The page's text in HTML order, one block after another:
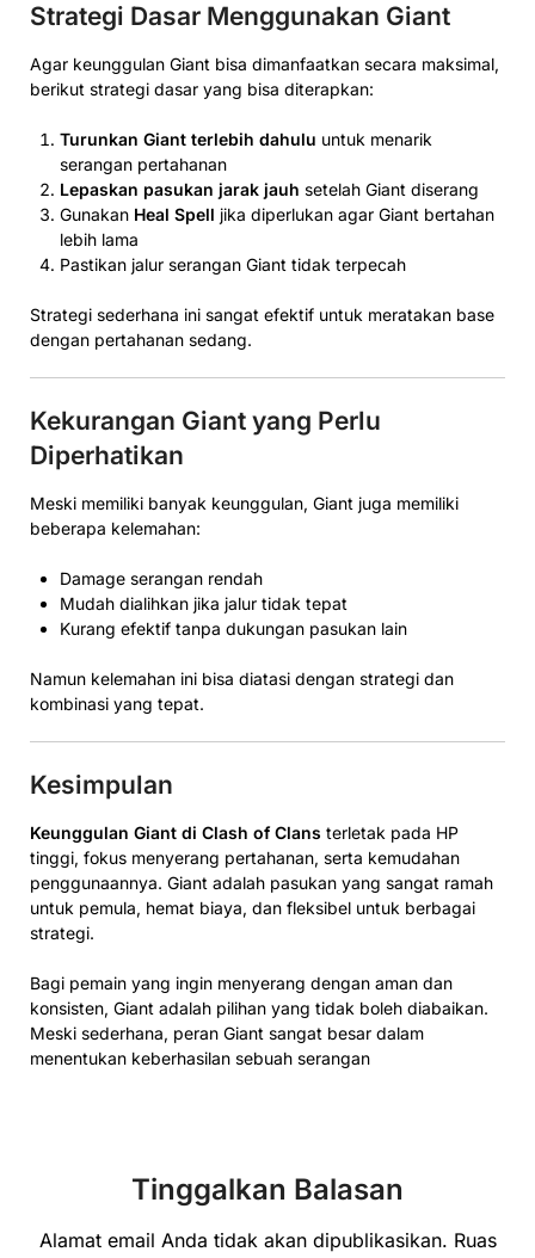
Strategi Dasar Menggunakan Giant
Agar keunggulan Giant bisa dimanfaatkan secara maksimal,
berikut strategi dasar yang bisa diterapkan:
Turunkan Giant terlebih dahulu untuk menarik
serangan pertahanan
Lepaskan pasukan jarak jauh setelah Giant diserang
Gunakan Heal Spell jika diperlukan agar Giant bertahan
lebih lama
Pastikan jalur serangan Giant tidak terpecah
Strategi sederhana ini sangat efektif untuk meratakan base
dengan pertahanan sedang.
Kekurangan Giant yang Perlu
Diperhatikan
Meski memiliki banyak keunggulan, Giant juga memiliki
beberapa kelemahan:
Damage serangan rendah
Mudah dialihkan jika jalur tidak tepat
Kurang efektif tanpa dukungan pasukan lain
Namun kelemahan ini bisa diatasi dengan strategi dan
kombinasi yang tepat.
Kesimpulan
Keunggulan Giant di Clash of Clans terletak pada HP
tinggi, fokus menyerang pertahanan, serta kemudahan
penggunaannya. Giant adalah pasukan yang sangat ramah
untuk pemula, hemat biaya, dan fleksibel untuk berbagai
strategi.
Bagi pemain yang ingin menyerang dengan aman dan
konsisten, Giant adalah pilihan yang tidak boleh diabaikan.
Meski sederhana, peran Giant sangat besar dalam
menentukan keberhasilan sebuah serangan
Tinggalkan Balasan
Alamat email Anda tidak akan dipublikasikan. Ruas